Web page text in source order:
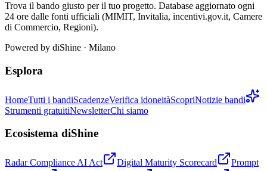
Trova il bando giusto per il tuo progetto. Database aggiornato ogni
24 ore dalle fonti ufficiali (MIMIT, Invitalia, incentivi.gov.it, Camere
di Commercio, Regioni).
Powered by diShine · Milano
Esplora
HomeTutti i bandiScadenzeVerifica idoneitàScopriNotizie bandi
Strumenti gratuitiNewsletterChi siamo
Ecosistema diShine
Radar Compliance AI Act Digital Maturity Scorecard Prompt